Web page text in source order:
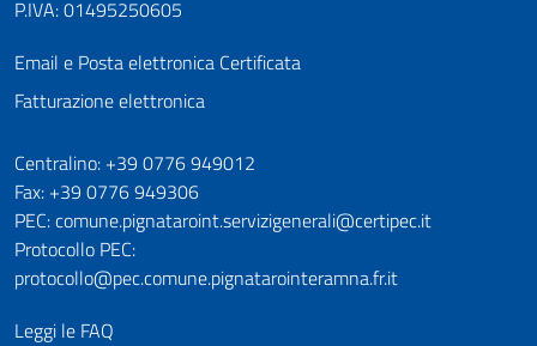
P.IVA: 01495250605
Email e Posta elettronica Certificata
Fatturazione elettronica
Numeri utili
Centralino: +39 0776 949012
Fax: +39 0776 949306
PEC: comune.pignataroint.servizigenerali@certipec.it
Protocollo PEC:
protocollo@pec.comune.pignatarointeramna.fr.it
Leggi le FAQ